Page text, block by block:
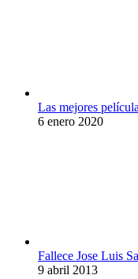
Las mejores
6 enero 2020
Fallece Jose Luis
9 abril 2013